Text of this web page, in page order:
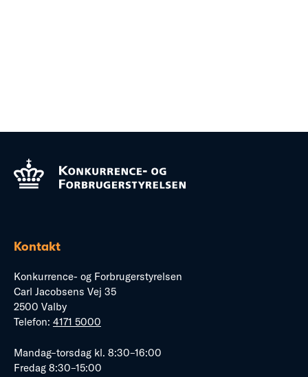
Kontakt
Konkurrence- og Forbrugerstyrelsen
Carl Jacobsens Vej 35
2500 Valby
Telefon: 4171 5000
Mandag–torsdag kl. 8:30–16:00
Fredag 8:30–15:00